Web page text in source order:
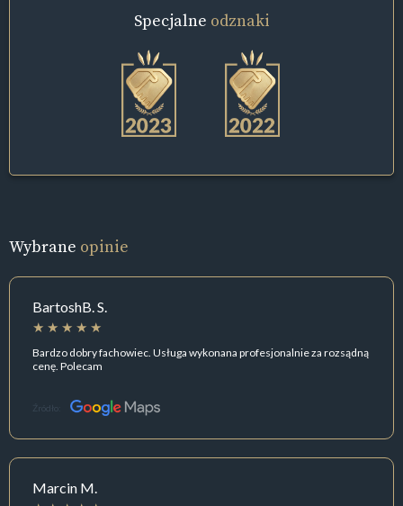
Specjalne odznaki
Wybrane opinie
BartoshB. S.
Bardzo dobry fachowiec. Usługa wykonana profesjonalnie za rozsądną
cenę. Polecam
Źródło:
Marcin M.